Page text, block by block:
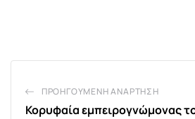
ΠΡΟΗΓΟΎΜΕΝΗ ΑΝΆΡΤΗΣΗ
Κορυφαία εμπειρογνώμονας